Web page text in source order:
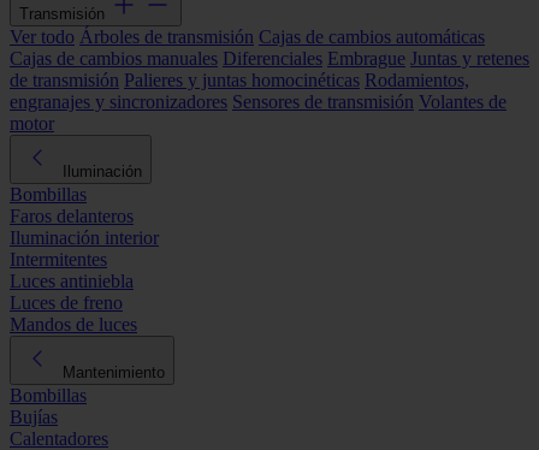
Transmisión
Ver todo Árboles de transmisión Cajas de cambios automáticas
Cajas de cambios manuales Diferenciales Embrague Juntas y retenes
de transmisión Palieres y juntas homocinéticas Rodamientos,
engranajes y sincronizadores Sensores de transmisión Volantes de
motor
Iluminación
Bombillas
Faros delanteros
Iluminación interior
Intermitentes
Luces antiniebla
Luces de freno
Mandos de luces
Mantenimiento
Bombillas
Bujías
Calentadores